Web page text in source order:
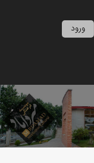
ورود